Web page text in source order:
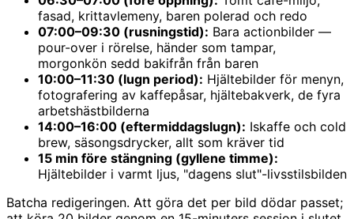
fasad, krittavlemeny, baren polerad och redo
07:00–09:30 (rusningstid): Bara actionbilder —
pour-over i rörelse, händer som tampar,
morgonkön sedd bakifrån från baren
10:00–11:30 (lugn period): Hjältebilder för menyn,
fotografering av kaffepåsar, hjältebakverk, de fyra
arbetshästbilderna
14:00–16:00 (eftermiddagslugn): Iskaffe och cold
brew, säsongsdrycker, allt som kräver tid
15 min före stängning (gyllene timme):
Hjältebilder i varmt ljus, "dagens slut"-livsstilsbilden
Batcha redigeringen. Att göra det per bild dödar passet;